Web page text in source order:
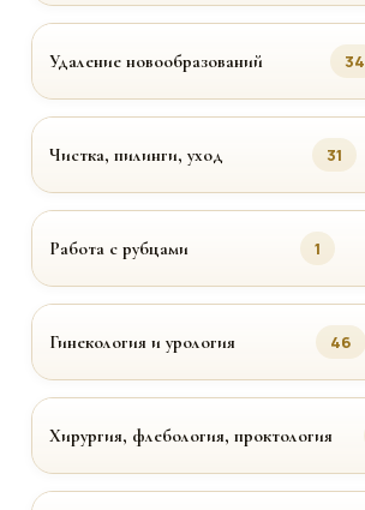
Удаление новообразований 34
Чистка, пилинги, уход 31
Работа с рубцами 1
Гинекология и урология 46
Хирургия, флебология, проктология